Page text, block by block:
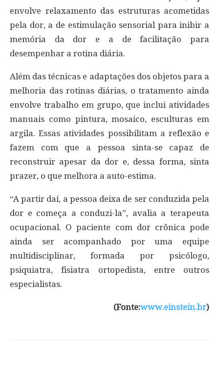
envolve relaxamento das estruturas acometidas
pela dor, a de estimulação sensorial para inibir a
memória da dor e a de facilitação para
desempenhar a rotina diária.
Além das técnicas e adaptações dos objetos para a
melhoria das rotinas diárias, o tratamento ainda
envolve trabalho em grupo, que inclui atividades
manuais como pintura, mosaico, esculturas em
argila. Essas atividades possibilitam a reflexão e
fazem com que a pessoa sinta-se capaz de
reconstruir apesar da dor e, dessa forma, sinta
prazer, o que melhora a auto-estima.
“A partir daí, a pessoa deixa de ser conduzida pela
dor e começa a conduzi-la”, avalia a terapeuta
ocupacional. O paciente com dor crônica pode
ainda ser acompanhado por uma equipe
multidisciplinar, formada por psicólogo,
psiquiatra, fisiatra ortopedista, entre outros
especialistas.
(Fonte:www.einstein.br)